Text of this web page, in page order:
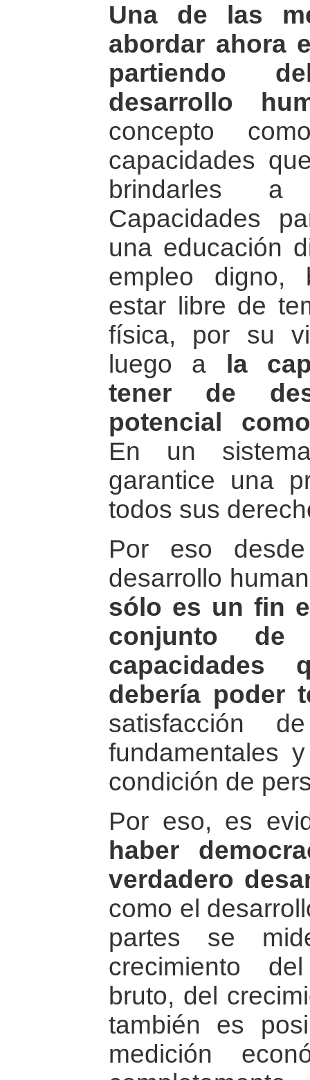
Una de las
abordar ahora
partiendo
desarrollo
concepto
capacidades
brindarles a
Capacidades
una educación
empleo digno,
estar libre de
física, por su
luego a
la
tener de
potencial
En un
garantice una
todos sus
Por eso
desarrollo
sólo es un fin
conjunto de
capacidades
debería poder
satisfacción
fundamentales
condición de
Por eso, es
haber
verdadero
como el
partes se
crecimiento
bruto, del
también es
medición